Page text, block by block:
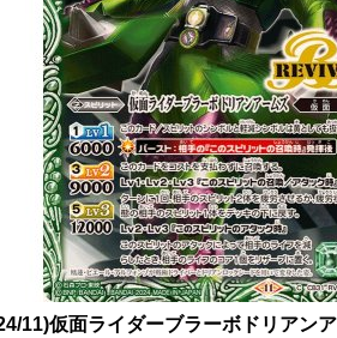
11)仮面ライダーブラーボドリアン